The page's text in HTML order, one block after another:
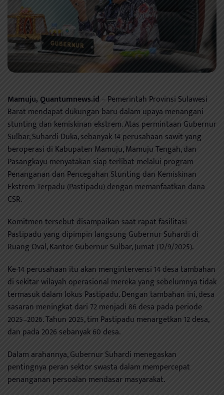
Mamuju, Quantumnews.id – Pemerintah Provinsi Sulawesi
Barat mendapat dukungan baru dalam upaya menangani
stunting dan kemiskinan ekstrem. Atas permintaan Gubernur
Sulbar, Suhardi Duka, sebanyak 14 perusahaan sawit yang
beroperasi di Kabupaten Mamuju, Mamuju Tengah, dan
Pasangkayu menyatakan siap terlibat melalui program
Penanganan dan Pencegahan Stunting dan Kemiskinan
Ekstrem Terpadu (Pastipadu) dengan memanfaatkan dana
CSR.
Komitmen tersebut disampaikan saat rapat fasilitasi
Pastipadu yang dipimpin langsung Gubernur Suhardi di
Ruang Oval, Kantor Gubernur Sulbar, Jumat (12/9/2025).
Ke-14 perusahaan itu akan mengintervensi 14 desa tambahan
di sekitar wilayah operasional mereka yang sebelumnya tidak
termasuk dalam lokus Pastipadu. Dengan tambahan ini, desa
sasaran meningkat dari 72 menjadi 86 desa pada periode
2025–2026. Tahun 2025, tim Pastipadu menargetkan 12 desa,
dan pada 2026 sebanyak 60 desa.
Dalam arahannya, Gubernur Suhardi menegaskan
pentingnya peran sektor swasta dalam mempercepat
penanganan persoalan mendasar masyarakat.